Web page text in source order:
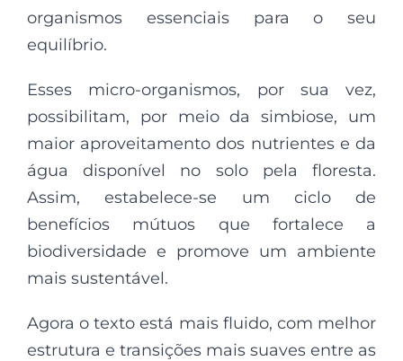
organismos essenciais para o seu
equilíbrio.
Esses micro-organismos, por sua vez,
possibilitam, por meio da simbiose, um
maior aproveitamento dos nutrientes e da
água disponível no solo pela floresta.
Assim, estabelece-se um ciclo de
benefícios mútuos que fortalece a
biodiversidade e promove um ambiente
mais sustentável.
Agora o texto está mais fluido, com melhor
estrutura e transições mais suaves entre as